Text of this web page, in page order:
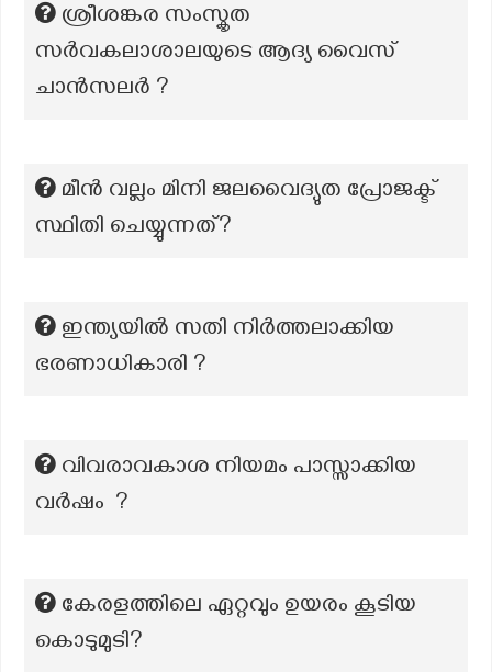
ശ്രീശങ്കര സംസ്കൃത
സർവകലാശാലയുടെ ആദ്യ വൈസ്
ചാൻസലർ ?
മീൻ വല്ലം മിനി ജലവൈദ്യുത പ്രോജക്ട്
സ്ഥിതി ചെയ്യുന്നത്?
ഇന്ത്യയിൽ സതി നിർത്തലാക്കിയ
ഭരണാധികാരി ?
വിവരാവകാശ നിയമം പാസ്സാക്കിയ
വർഷം ?
കേരളത്തിലെ ഏറ്റവും ഉയരം കൂടിയ
കൊടുമുടി?